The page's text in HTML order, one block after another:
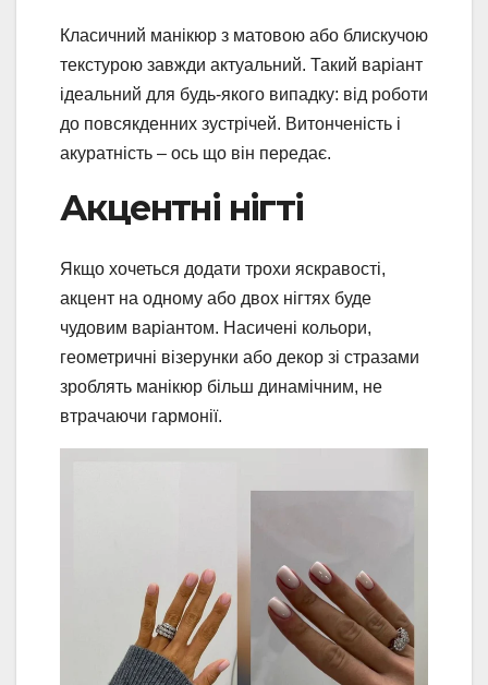
Класичний манікюр з матовою або блискучою
текстурою завжди актуальний. Такий варіант
ідеальний для будь-якого випадку: від роботи
до повсякденних зустрічей. Витонченість і
акуратність – ось що він передає.
Акцентні нігті
Якщо хочеться додати трохи яскравості,
акцент на одному або двох нігтях буде
чудовим варіантом. Насичені кольори,
геометричні візерунки або декор зі стразами
зроблять манікюр більш динамічним, не
втрачаючи гармонії.